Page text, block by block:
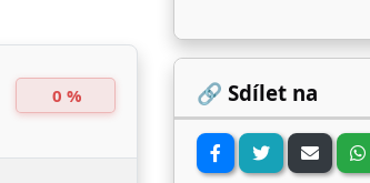
0 % 🔗 Sdílet na